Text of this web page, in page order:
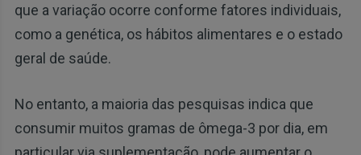
que a variação ocorre conforme fatores individuais,
como a genética, os hábitos alimentares e o estado
geral de saúde.
No entanto, a maioria das pesquisas indica que
consumir muitos gramas de ômega-3 por dia, em